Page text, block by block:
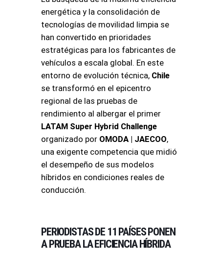
energética y la consolidación de
tecnologías de movilidad limpia se
han convertido en prioridades
estratégicas para los fabricantes de
vehículos a escala global. En este
entorno de evolución técnica, Chile
se transformó en el epicentro
regional de las pruebas de
rendimiento al albergar el primer
LATAM Super Hybrid Challenge
organizado por OMODA | JAECOO,
una exigente competencia que midió
el desempeño de sus modelos
híbridos en condiciones reales de
conducción.
PERIODISTAS DE 11 PAÍSES PONEN
A PRUEBA LA EFICIENCIA HÍBRIDA